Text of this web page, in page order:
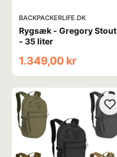
BACKPACKERLIFE.DK
Rygsæk - Gregory Stout
- 35 liter
1.349,00 kr